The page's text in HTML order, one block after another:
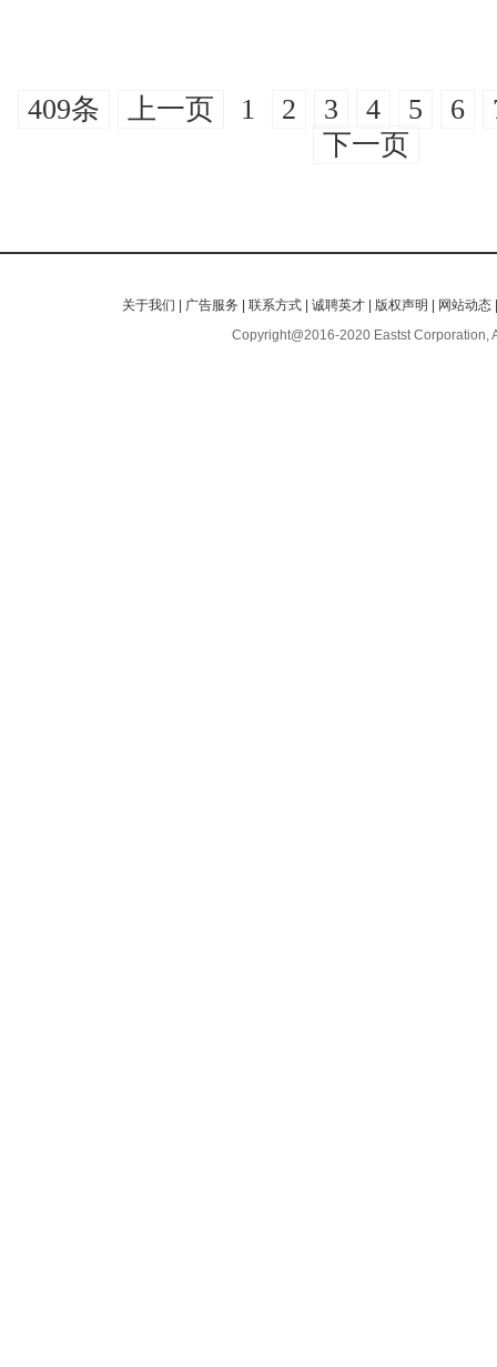
409条 上一页 1 2 3 4 5 6
下一页
关于我们 广告服务 联系方式 诚聘英才 版权声明 网站动态
Copyright@2016-2020 Eastst Corporation,